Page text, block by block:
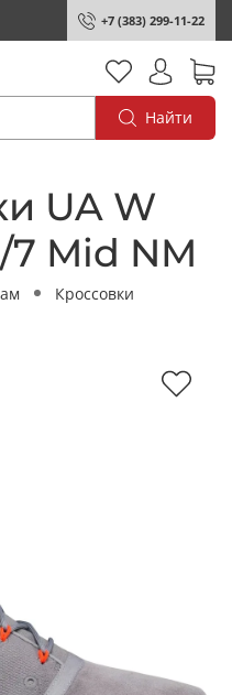
+7 (383) 299-11-22
Найти
UA W
Mid NM
Кроссовки